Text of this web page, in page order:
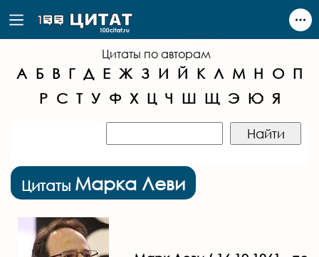
Цитаты по авторам
А Б В Г Д Е Ж З И Й К Л М Н О П
Р С Т У Ф Х Ц Ч Ш Щ Э Ю Я
Цитаты Марка Леви